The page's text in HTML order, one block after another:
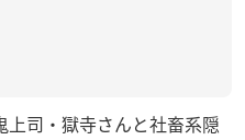
司・獄寺さんと社畜系隠